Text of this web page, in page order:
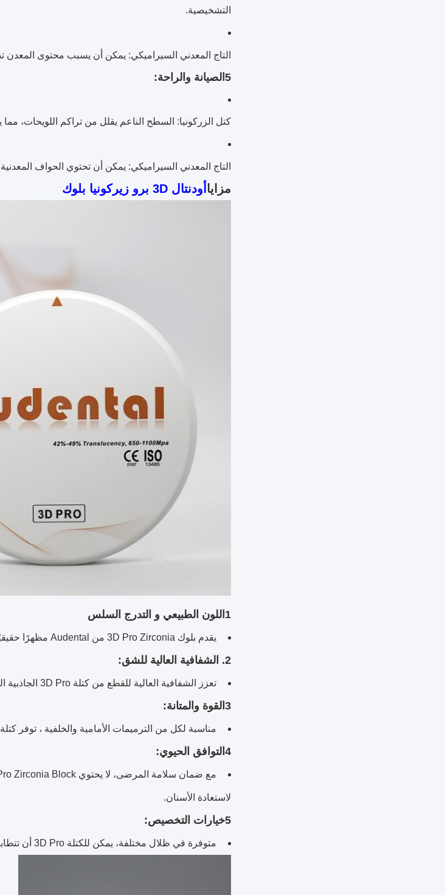
التشخيصية.
التاج المعدني السيراميكي: يمكن أن يسبب محتوى المعدن
5الصيانة والراحة:
كتل الزركونيا: السطح الناعم يقلل من تراكم اللويحات،
التاج المعدني السيراميكي: يمكن أن تحتوي الحواف
مزايا أودنتال 3D برو زيركونيا بلوك
1اللون الطبيعي و التدرج السلس
يقدم بلوك 3D Pro Zirconia من Audental مظهرًا حقيقيًا مع تراجع سلس وطبيعي ، مما يجعله مثاليًا لاستعادة الجمال.
2. الشفافية العالية للشق:
تعزز الشفافية العالية للقطع من كتلة 3D Pro الجاذبية البصرية ، خاصة للأسنان الأمامية ، مما يضمن مظهرًا طبيعيًا.
3القوة والمتانة:
مناسبة لكل من الترميمات الأمامية والخلفية ، توفر كتلة 3D Pro حلول قوية ودائمة بسبب قوتها العالية ومتانتها.
4التوافق الحيوي:
لاستعادة الأسنان.
5خيارات التخصيص:
متوفرة في ظلال مختلفة، يمكن للكتلة 3D Pro أن تتطابق تمامًا مع الأسنان الطبيعية، مما يسمح بتوفير حلول أسنان شخصية.